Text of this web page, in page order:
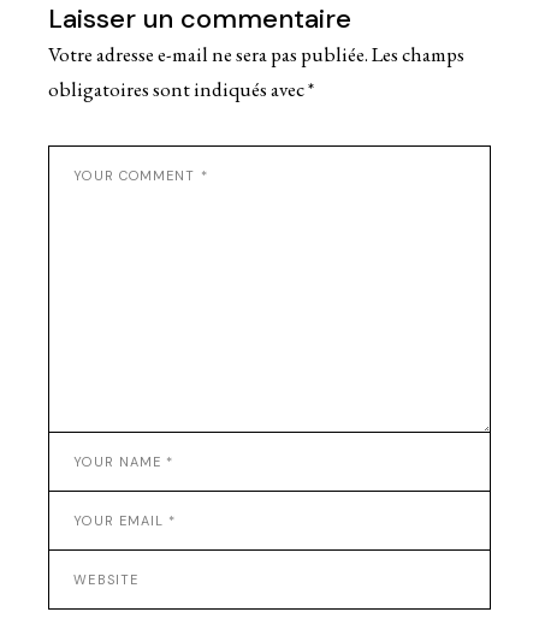
Laisser un commentaire
Votre adresse e-mail ne sera pas publiée.Les champs
obligatoires sont indiqués avec*